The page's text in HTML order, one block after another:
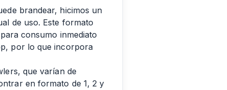
brandear, hicimos un
de uso. Este formato
consumo inmediato
por lo que incorpora
que varían de
en formato de 1, 2 y